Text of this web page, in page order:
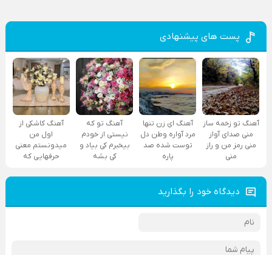
پست های پیشنهادی
آهنگ تو زخمه ساز
منی صدای آواز
منی رمز من و راز
منی
آهنگ ای زن تنها
مرد آواره وطن دل
توست شده صد
پاره
آهنگ تو که
نیستی از خودم
بیخبرم کی بیاد و
کی بشه
آهنگ کاشکی از
اول من
میدونستم معنی
حرفهایی که
دیدگاه خود را بگذارید